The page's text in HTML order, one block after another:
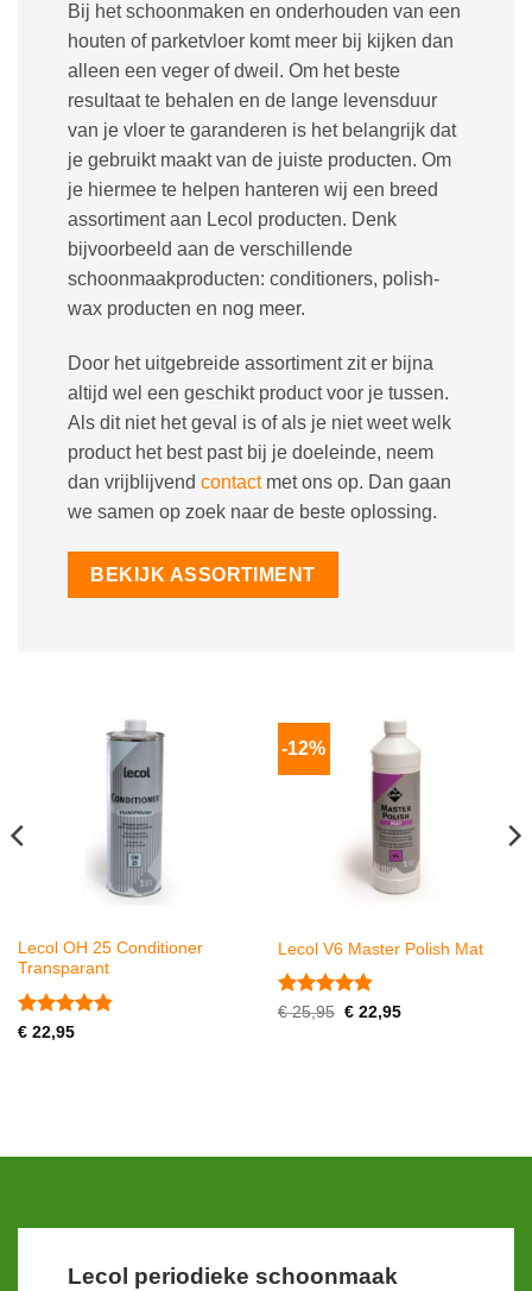
Bij het schoonmaken en onderhouden van een
houten of parketvloer komt meer bij kijken dan
alleen een veger of dweil. Om het beste
resultaat te behalen en de lange levensduur
van je vloer te garanderen is het belangrijk dat
je gebruikt maakt van de juiste producten. Om
je hiermee te helpen hanteren wij een breed
assortiment aan Lecol producten. Denk
bijvoorbeeld aan de verschillende
schoonmaakproducten: conditioners, polish-
wax producten en nog meer.
Door het uitgebreide assortiment zit er bijna
altijd wel een geschikt product voor je tussen.
Als dit niet het geval is of als je niet weet welk
product het best past bij je doeleinde, neem
dan vrijblijvend contactmet ons op. Dan gaan
we samen op zoek naar de beste oplossing.
BEKIJK ASSORTIMENT
Lecol OH 25 Conditioner
Transparant
Gewaardeerd
€22,95
-12%
Lecol V6 Master Polish Mat
Gewaardeerd
€25,95 Oorspronkelijke
€22,95Huidige
Lecol periodieke schoonmaak